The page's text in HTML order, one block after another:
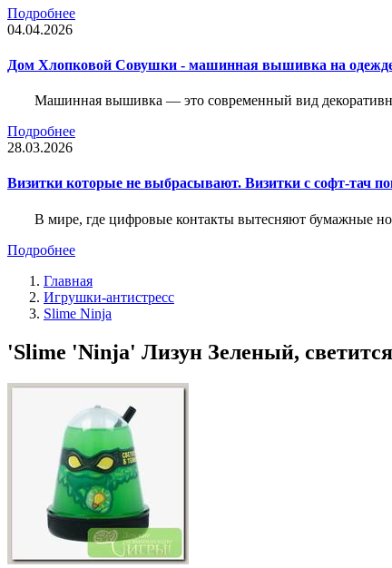
Подробнее
04.04.2026
Дом Хлопковой Совушки - машинная вышивка на
Машинная вышивка — это современный вид
Подробнее
28.03.2026
Визитки которые не выбрасывают. Визитки с софт-тач
В мире, где цифровые контакты вытесняют бумажные
Подробнее
Главная
Игрушки-антистресс
Slime Ninja
'Slime 'Ninja' Лизун Зеленый,